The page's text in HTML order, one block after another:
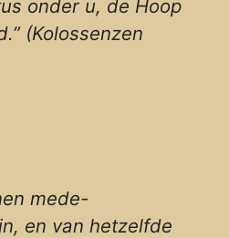
onder u, de Hoop
(Kolossenzen
mede-
en van hetzelfde